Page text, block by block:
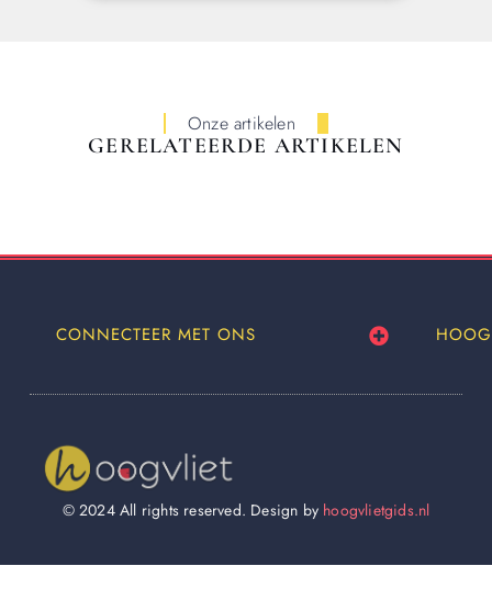
Onze artikelen
GERELATEERDE ARTIKELEN
CONNECTEER MET ONS
© 2024 All rights reserved. Design by hoogvlietgids.nl